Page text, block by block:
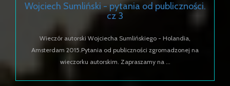
Wojciech Sumliński - pytania od publiczności.
cz 3
Wieczór autorski Wojciecha Sumlińskiego - Holandia,
Amsterdam 2015.Pytania od publiczności zgromadzonej na
wieczorku autorskim. Zapraszamy na ...